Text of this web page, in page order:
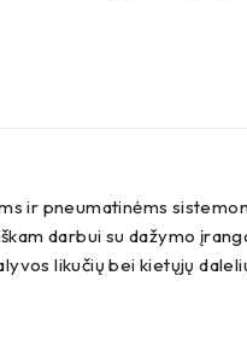
ir pneumatinėms
darbui su dažymo
likučių bei kietųjų